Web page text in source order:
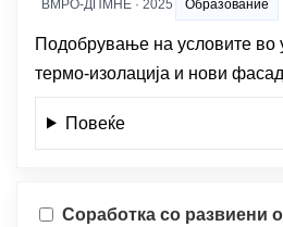
ВМРО-ДПМНЕ · 2025 Образование
Подобрување на условите во
термо-изолација и нови
Повеќе
Соработка со развиени